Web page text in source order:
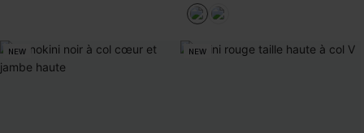
NEW NEW